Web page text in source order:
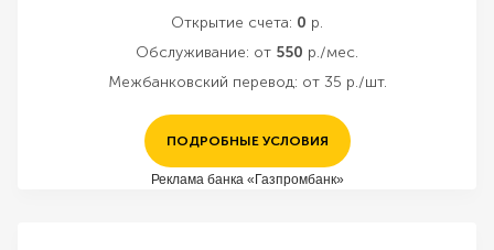
Открытие счета: 0 р.
Обслуживание: от 550 р./мес.
Межбанковский перевод: от 35 р./шт.
ПОДРОБНЫЕ УСЛОВИЯ
Реклама банка «Газпромбанк»